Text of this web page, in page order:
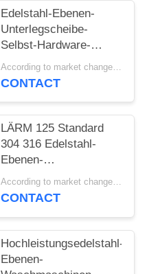
Edelstahl-Ebenen-
Unterlegscheibe-
Selbst-Hardware-
Verbindungsstück des
großer Durchmesser-
According to market changes MOQ:20000pcs
CONTACT
LÄRM 125 Standard
304 316 Edelstahl-
Ebenen-
Waschmaschinen-
Befestiger-
According to market changes MOQ:20000pcs
CONTACT
Hochleistungsedelstahl-
Ebenen-